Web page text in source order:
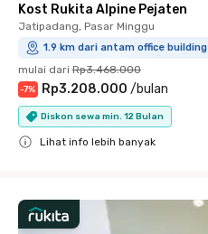
Kost Rukita Alpine Pejaten
Jatipadang, Pasar Minggu
1.9 km dari antam office building
mulai dari Rp3.468.000
-7% Rp3.208.000 /bulan
Diskon sewa min. 12 Bulan
Lihat info lebih banyak